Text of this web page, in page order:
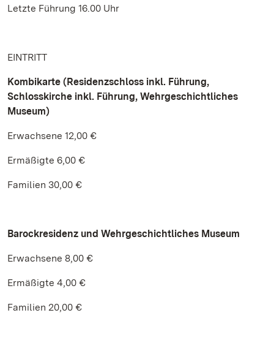
Letzte Führung 16.00 Uhr
EINTRITT
Kombikarte (Residenzschloss inkl. Führung,
Schlosskirche inkl. Führung, Wehrgeschichtliches
Museum)
Erwachsene 12,00 €
Ermäßigte 6,00 €
Familien 30,00 €
Barockresidenz und Wehrgeschichtliches Museum
Erwachsene 8,00 €
Ermäßigte 4,00 €
Familien 20,00 €